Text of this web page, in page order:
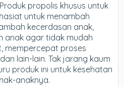
Produk propolis khusus untuk
untuk menambah
kecerdasan anak,
anak agar tidak mudah
mempercepat proses
lain-lain. Tak jarang kaum
produk ini untuk kesehatan
anaknya.